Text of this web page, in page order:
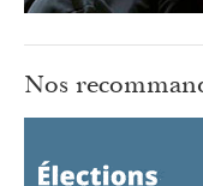
Nos